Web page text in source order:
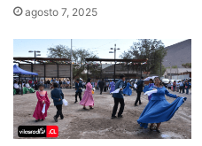
agosto 7, 2025